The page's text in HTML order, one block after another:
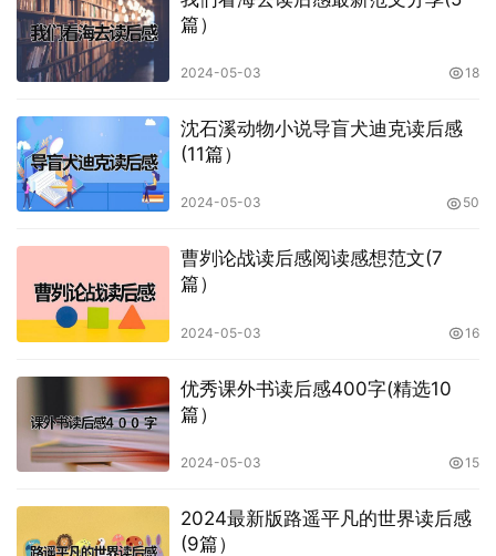
篇）
2024-05-03 18
沈石溪动物小说导盲犬迪克读后感
(11篇）
2024-05-03 50
曹刿论战读后感阅读感想范文(7
篇）
2024-05-03 16
优秀课外书读后感400字(精选10
篇）
2024-05-03 15
2024最新版路遥平凡的世界读后感
(9篇）